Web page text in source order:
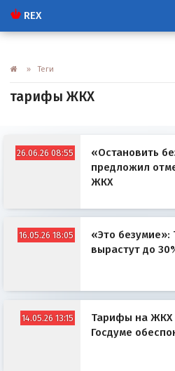
REX
» Теги
тарифы ЖКХ
26.06.26 08:55
«Остановить
предложил
ЖКХ
16.05.26 18:05
«Это
вырастут до
14.05.26 13:15
Тарифы на ЖКХ
Госдуме